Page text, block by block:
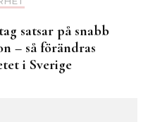
satsar på snabb
– så förändras
i Sverige